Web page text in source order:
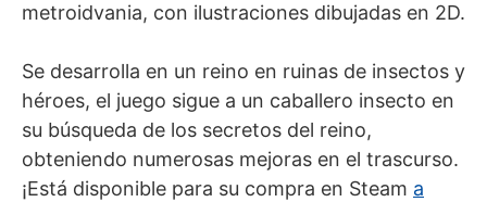
metroidvania, con ilustraciones dibujadas en 2D.
Se desarrolla en un reino en ruinas de insectos y
héroes, el juego sigue a un caballero insecto en
su búsqueda de los secretos del reino,
obteniendo numerosas mejoras en el trascurso.
¡Está disponible para su compra en Steam a